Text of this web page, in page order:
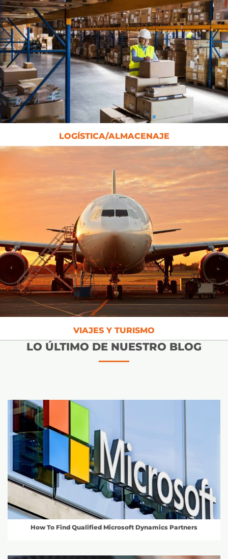
LOGÍSTICA/ALMACENAJE
VIAJES Y TURISMO
LO ÚLTIMO DE NUESTRO BLOG
How To Find Qualified Microsoft Dynamics Partners